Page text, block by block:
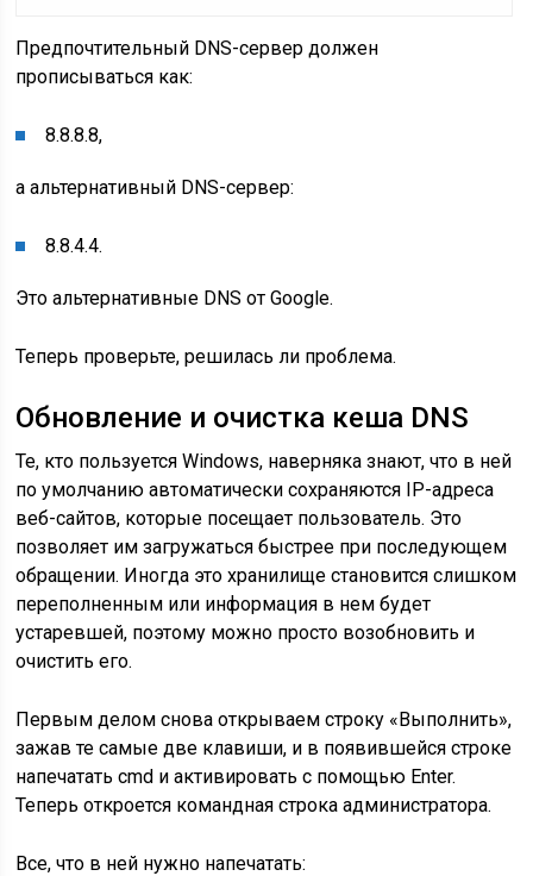
Предпочтительный DNS-сервер должен
прописываться как:
8.8.8.8,
а альтернативный DNS-сервер:
8.8.4.4.
Это альтернативные DNS от Google.
Теперь проверьте, решилась ли проблема.
Обновление и очистка кеша DNS
Те, кто пользуется Windows, наверняка знают, что в ней
по умолчанию автоматически сохраняются IP-адреса
веб-сайтов, которые посещает пользователь. Это
позволяет им загружаться быстрее при последующем
обращении. Иногда это хранилище становится слишком
переполненным или информация в нем будет
устаревшей, поэтому можно просто возобновить и
очистить его.
Первым делом снова открываем строку «Выполнить»,
зажав те самые две клавиши, и в появившейся строке
напечатать cmd и активировать с помощью Enter.
Теперь откроется командная строка администратора.
Все, что в ней нужно напечатать: